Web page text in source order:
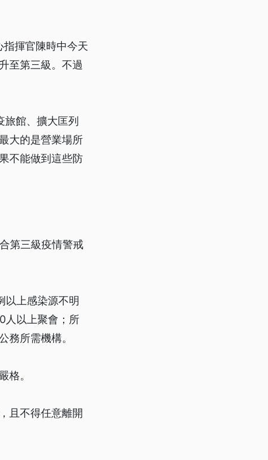
指揮官陳時中今天
至第三級。不過
館、擴大匡列
大的是營業場所
不能做到這些防
第三級疫情警戒
以上感染源不明
人以上聚會；所
務所需機構。
格。
且不得任意離開